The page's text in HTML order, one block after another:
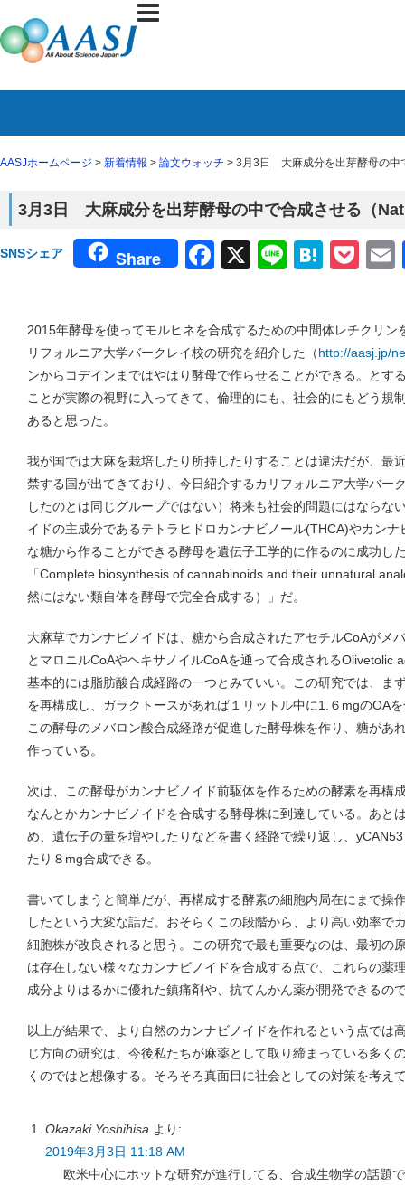
AASJホームページ > 新着情報 > 論文ウォッチ > 3月3日 大麻成分を出芽酵母の中
3月3日 大麻成分を出芽酵母の中で合成させる（
SNSシェア Share Facebook
X Line
2015年酵母を使ってモルヒネを合成するための中間体レチクリン
リフォルニア大学バークレイ校の研究を紹介した（http://aasj.jp/
ンからコデインまではやはり酵母で作らせることができる。とす
ことが実際の視野に入ってきて、倫理的にも、社会的にもどう規
あると思った。
我が国では大麻を栽培したり所持したりすることは違法だが、最
禁する国が出てきており、今日紹介するカリフォルニア大学バー
したのとは同じグループではない）将来も社会的問題にはならな
イドの主成分であるテトラヒドロカンナビノール(THCA)やカン
な糖から作ることができる酵母を遺伝子工学的に作るのに成功し
「Complete biosynthesis of cannabinoids and their unnatural
然にはない類自体を酵母で完全合成する）」だ。
大麻草でカンナビノイドは、糖から合成されたアセチルCoAがメ
とマロニルCoAやヘキサノイルCoAを通って合成されるOlivetolic
基本的には脂肪酸合成経路の一つとみていい。この研究では、ま
を再構成し、ガラクトースがあれば１リットル中に1.６mgのOA
この酵母のメバロン酸合成経路が促進した酵母株を作り、糖があ
作っている。
次は、この酵母がカンナビノイド前駆体を作るための酵素を再構
なんとかカンナビノイドを合成する酵母株に到達している。あと
め、遺伝子の量を増やしたりなどを書く経路で繰り返し、
たり８mg合成できる。
書いてしまうと簡単だが、再構成する酵素の細胞内局在にまで操
したという大変な話だ。おそらくこの段階から、より高い効率で
細胞株が改良されると思う。この研究で最も重要なのは、最初の
は存在しない様々なカンナビノイドを合成する点で、これらの薬
成分よりはるかに優れた鎮痛剤や、抗てんかん薬が開発できるの
以上が結果で、より自然のカンナビノイドを作れるという点では
じ方向の研究は、今後私たちが麻薬として取り締まっている多く
くのではと想像する。そろそろ真面目に社会としての対策を考え
Okazaki Yoshihisa より:
2019年3月3日 11:18 AM
欧米中心にホットな研究が進行してる、合成生物学の話題